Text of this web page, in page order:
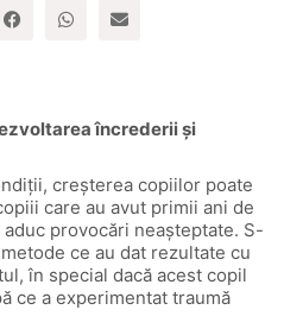
încrederii și
creșterea copiilor poate
care au avut primii ani de
provocări neașteptate. S-
ce au dat rezultate cu
în special dacă acest copil
ce a experimentat traumă